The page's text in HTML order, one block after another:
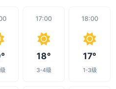
17:00
18°
3-4级
18:00
17°
1-3级